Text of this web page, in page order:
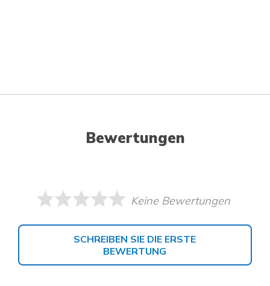
Bewertungen
Keine Bewertungen
SCHREIBEN SIE DIE ERSTE
BEWERTUNG